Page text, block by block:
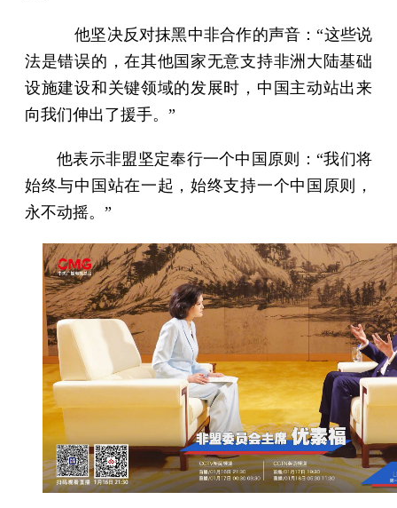
他坚决反对抹黑中非合作的声音：“这些说
法是错误的，在其他国家无意支持非洲大陆基础
设施建设和关键领域的发展时，中国主动站出来
向我们伸出了援手。”
他表示非盟坚定奉行一个中国原则：“我们将
始终与中国站在一起，始终支持一个中国原则，
永不动摇。”